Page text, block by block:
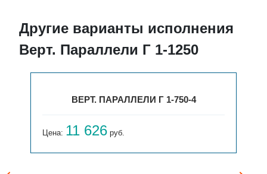
Другие варианты исполнения
Верт. Параллели Г 1-1250
ВЕРТ. ПАРАЛЛЕЛИ Г 1-750-4
Цена: 11 626 руб.